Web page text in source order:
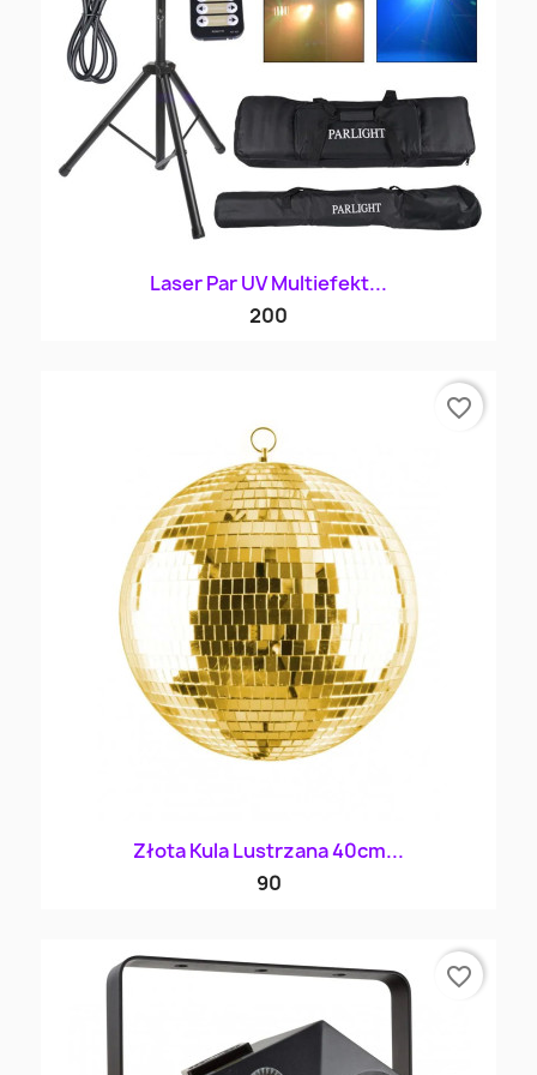
Laser Par UV Multiefekt...
200
Złota Kula Lustrzana 40cm...
90
favorite_border
favorite_border